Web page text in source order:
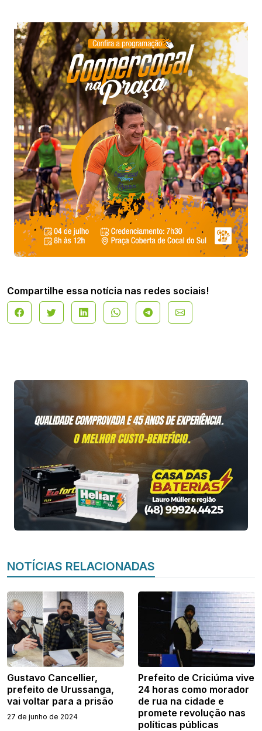
Compartilhe essa notícia nas redes sociais!
NOTÍCIAS RELACIONADAS
Gustavo Cancellier,
prefeito de Urussanga,
vai voltar para a prisão
27 de junho de 2024
Prefeito de Criciúma vive
24 horas como morador
de rua na cidade e
promete revolução nas
políticas públicas